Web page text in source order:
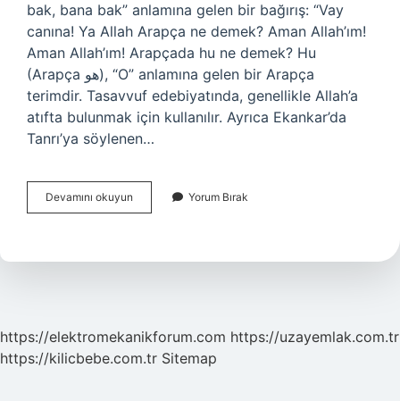
bak, bana bak” anlamına gelen bir bağırış: “Vay
canına! Ya Allah Arapça ne demek? Aman Allah’ım!
Aman Allah’ım! Arapçada hu ne demek? Hu
(Arapça هو), “O” anlamına gelen bir Arapça
terimdir. Tasavvuf edebiyatında, genellikle Allah’a
atıfta bulunmak için kullanılır. Ayrıca Ekankar’da
Tanrı’ya söylenen…
Devamını okuyun
Arapça
Yorum Bırak
https://elektromekanikforum.com https://uzayemlak.com.tr
https://kilicbebe.com.tr Sitemap